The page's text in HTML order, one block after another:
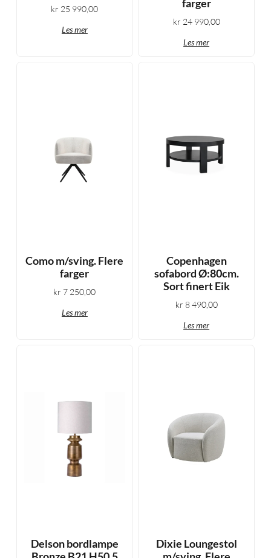
kr 25 990,00
Les mer
farger
kr 24 990,00
Les mer
Como m/sving. Flere
farger
kr 7 250,00
Les mer
Copenhagen
sofabord Ø:80cm.
Sort finert Eik
kr 8 490,00
Les mer
Delson bordlampe
Dixie Loungestol